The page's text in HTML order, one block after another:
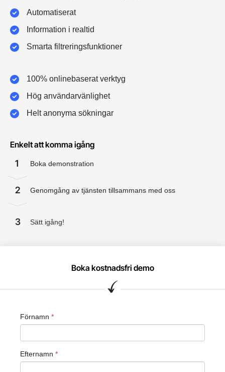
Automatiserat
Information i realtid
Smarta filtreringsfunktioner
100% onlinebaserat verktyg
Hög användarvänlighet
Helt anonyma sökningar
Enkelt att komma igång
1 Boka demonstration
2 Genomgång av tjänsten tillsammans med oss
3 Sätt igång!
Boka kostnadsfri demo